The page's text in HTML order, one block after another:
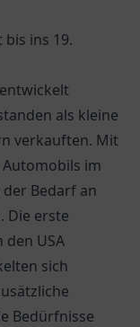
ins 19.
als kleine
verkauften. Mit
im
Bedarf an
Die erste
USA
sich
Bedürfnisse